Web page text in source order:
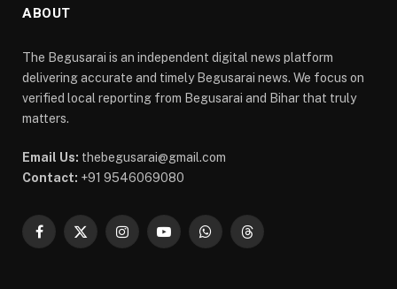
ABOUT
The Begusarai is an independent digital news platform
delivering accurate and timely Begusarai news. We focus on
verified local reporting from Begusarai and Bihar that truly
matters.
Email Us: thebegusarai@gmail.com
Contact: +91 9546069080
Facebook
X
InstagramYouTubeWhatsAppThreads